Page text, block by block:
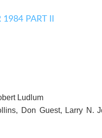
Ludlum
Don Guest, Larry N.